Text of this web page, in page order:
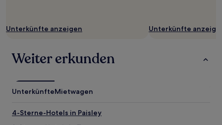
Unterkünfte anzeigen Unterkünfte
Weiter erkunden
UnterkünfteMietwagen
4-Sterne-Hotels in Paisley